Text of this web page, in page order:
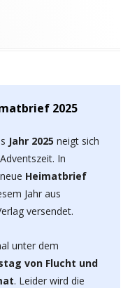
zum Sensburger Kreistag
2025
Jahr 2025 neigt sich
In
Heimatbrief
Jahr aus
versendet.
unter dem
von Flucht und
. Leider wird die